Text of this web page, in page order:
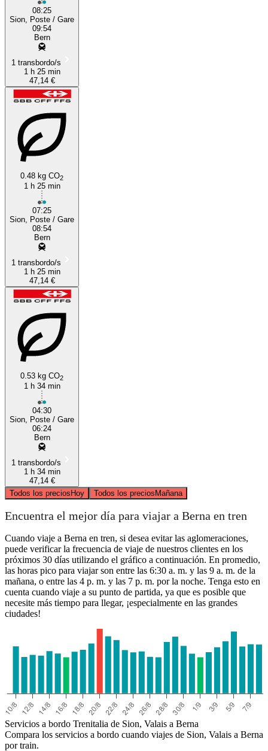
08:25
Sion, Poste / Gare
09:54
Bern
1 transbordo/s
1 h 25 min
47,14 €
0.48 kg CO2
1 h 25 min
07:25
Sion, Poste / Gare
08:54
Bern
1 transbordo/s
1 h 25 min
47,14 €
0.53 kg CO2
1 h 34 min
04:30
Sion, Poste / Gare
06:24
Bern
1 transbordo/s
1 h 34 min
47,14 €
Todos los preciosHoy Todos los preciosMañana
Encuentra el mejor día para viajar a Berna en tren
Cuando viaje a Berna en tren, si desea evitar las aglomeraciones,
puede verificar la frecuencia de viaje de nuestros clientes en los
próximos 30 días utilizando el gráfico a continuación. En promedio,
las horas pico para viajar son entre las 6:30 a. m. y las 9 a. m. de la
mañana, o entre las 4 p. m. y las 7 p. m. por la noche. Tenga esto en
cuenta cuando viaje a su punto de partida, ya que es posible que
necesite más tiempo para llegar, ¡especialmente en las grandes
ciudades!
Servicios a bordo Trenitalia de Sion, Valais a Berna
Compara los servicios a bordo cuando viajes de Sion, Valais a Berna
por train.